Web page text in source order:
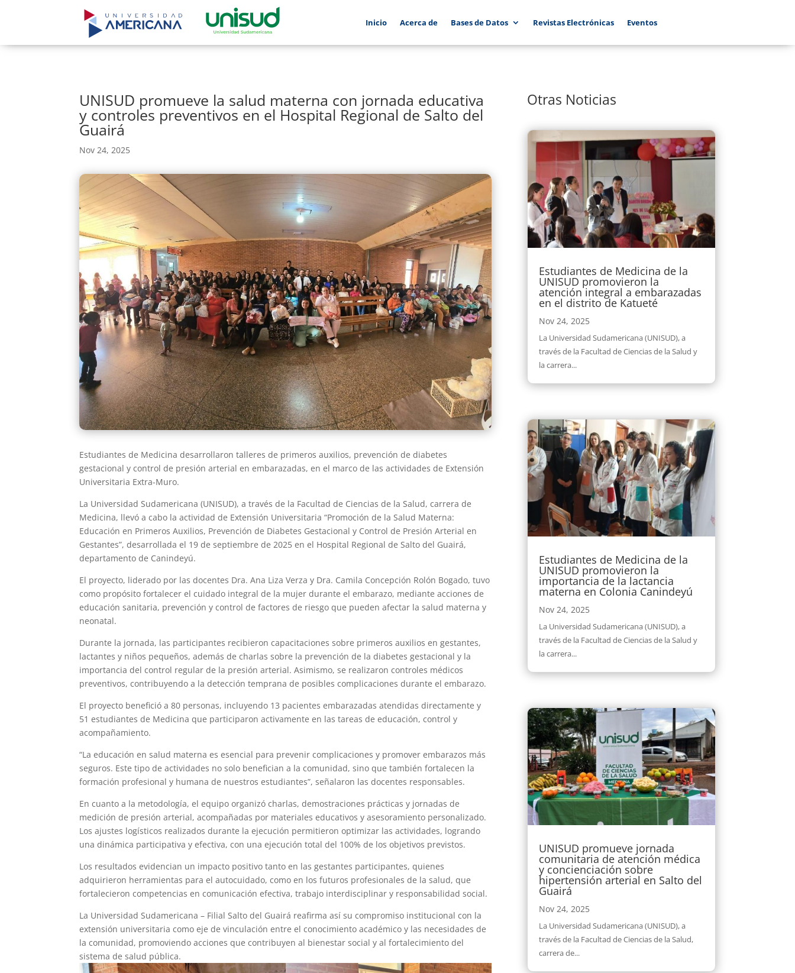
Inicio Acerca de Bases de Datos Revistas Electrónicas Eventos
UNISUD promueve la salud materna con jornada educativa
y controles preventivos en el Hospital Regional de Salto del
Guairá
Nov 24, 2025
Estudiantes de Medicina desarrollaron talleres de primeros auxilios, prevención de diabetes
gestacional y control de presión arterial en embarazadas, en el marco de las actividades de Extensión
Universitaria Extra-Muro.
La Universidad Sudamericana (UNISUD), a través de la Facultad de Ciencias de la Salud, carrera de
Medicina, llevó a cabo la actividad de Extensión Universitaria “Promoción de la Salud Materna:
Educación en Primeros Auxilios, Prevención de Diabetes Gestacional y Control de Presión Arterial en
Gestantes”, desarrollada el 19 de septiembre de 2025 en el Hospital Regional de Salto del Guairá,
departamento de Canindeyú.
El proyecto, liderado por las docentes Dra. Ana Liza Verza y Dra. Camila Concepción Rolón Bogado, tuvo
como propósito fortalecer el cuidado integral de la mujer durante el embarazo, mediante acciones de
educación sanitaria, prevención y control de factores de riesgo que pueden afectar la salud materna y
neonatal.
Durante la jornada, las participantes recibieron capacitaciones sobre primeros auxilios en gestantes,
lactantes y niños pequeños, además de charlas sobre la prevención de la diabetes gestacional y la
importancia del control regular de la presión arterial. Asimismo, se realizaron controles médicos
preventivos, contribuyendo a la detección temprana de posibles complicaciones durante el embarazo.
El proyecto benefició a 80 personas, incluyendo 13 pacientes embarazadas atendidas directamente y
51 estudiantes de Medicina que participaron activamente en las tareas de educación, control y
acompañamiento.
“La educación en salud materna es esencial para prevenir complicaciones y promover embarazos más
seguros. Este tipo de actividades no solo benefician a la comunidad, sino que también fortalecen la
formación profesional y humana de nuestros estudiantes”, señalaron las docentes responsables.
En cuanto a la metodología, el equipo organizó charlas, demostraciones prácticas y jornadas de
medición de presión arterial, acompañadas por materiales educativos y asesoramiento personalizado.
Los ajustes logísticos realizados durante la ejecución permitieron optimizar las actividades, logrando
una dinámica participativa y efectiva, con una ejecución total del 100% de los objetivos previstos.
Los resultados evidencian un impacto positivo tanto en las gestantes participantes, quienes
adquirieron herramientas para el autocuidado, como en los futuros profesionales de la salud, que
fortalecieron competencias en comunicación efectiva, trabajo interdisciplinar y responsabilidad social.
La Universidad Sudamericana – Filial Salto del Guairá reafirma así su compromiso institucional con la
extensión universitaria como eje de vinculación entre el conocimiento académico y las necesidades de
la comunidad, promoviendo acciones que contribuyen al bienestar social y al fortalecimiento del
sistema de salud pública.
Otras Noticias
Estudiantes de Medicina de la
UNISUD promovieron la
atención integral a embarazadas
en el distrito de Katueté
Nov 24, 2025
La Universidad Sudamericana (UNISUD), a
través de la Facultad de Ciencias de la Salud y
la carrera...
Estudiantes de Medicina de la
UNISUD promovieron la
importancia de la lactancia
materna en Colonia Canindeyú
Nov 24, 2025
La Universidad Sudamericana (UNISUD), a
través de la Facultad de Ciencias de la Salud y
la carrera...
UNISUD promueve jornada
comunitaria de atención médica
y concienciación sobre
hipertensión arterial en Salto del
Guairá
Nov 24, 2025
La Universidad Sudamericana (UNISUD), a
través de la Facultad de Ciencias de la Salud,
carrera de...